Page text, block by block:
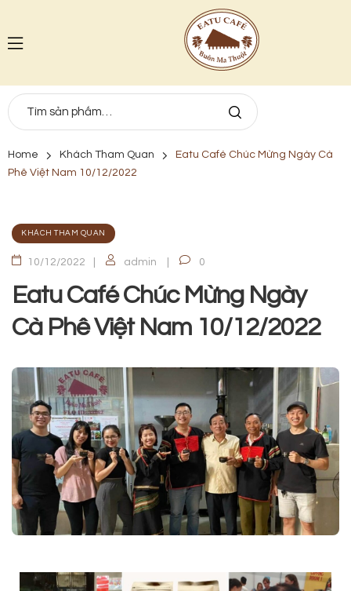
Home Khách Tham Quan
Eatu Café Chúc Mừng Ngày Cà
Phê Việt Nam 10/12/2022
KHÁCH THAM QUAN
10/12/2022 admin 0
Eatu Café Chúc Mừng Ngày
Cà Phê Việt Nam 10/12/2022